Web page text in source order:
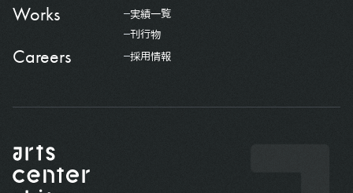
Works
実績一覧
刊行物
Careers 採用情報